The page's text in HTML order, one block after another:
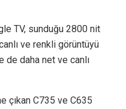
TV, sunduğu 2800 nit
ve renkli görüntüyü
daha net ve canlı
çıkan C735 ve C635